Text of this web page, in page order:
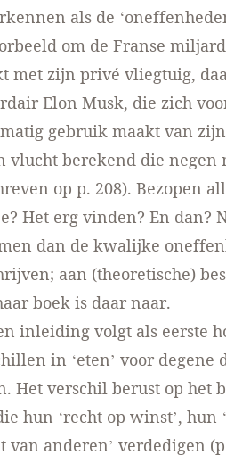
als de
om de Franse
met zijn privé vliegtuig,
Elon Musk, die zich
gebruik maakt van
vlucht berekend die
op p. 208). Bezopen
Het erg vinden? En
dan de kwalijke
aan (theoretische)
boek is daar naar.
inleiding volgt als eerste
in ‘eten’ voor
Het verschil berust op het
hun ‘recht op winst’, hun
van anderen’ verdedigen